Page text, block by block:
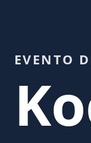
EVENTO